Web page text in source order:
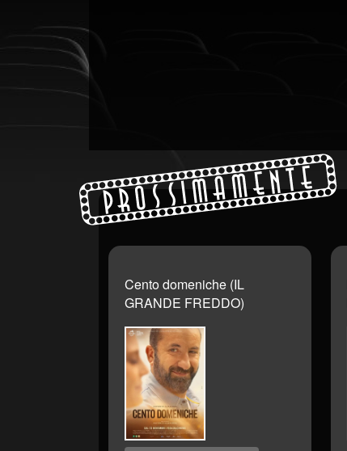
Prossimamente
Cento domeniche (IL
GRANDE FREDDO)